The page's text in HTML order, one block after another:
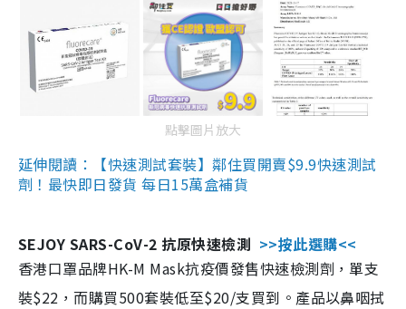
點擊圖片放大
延伸閱讀：【快速測試套裝】鄰住買開賣$9.9快速測試
劑！最快即日發貨 每日15萬盒補貨
SEJOY SARS-CoV-2 抗原快速檢測 >>按此選購<<
香港口罩品牌HK-M Mask抗疫價發售快速檢測劑，單支
裝$22，而購買500套裝低至$20/支買到。產品以鼻咽拭